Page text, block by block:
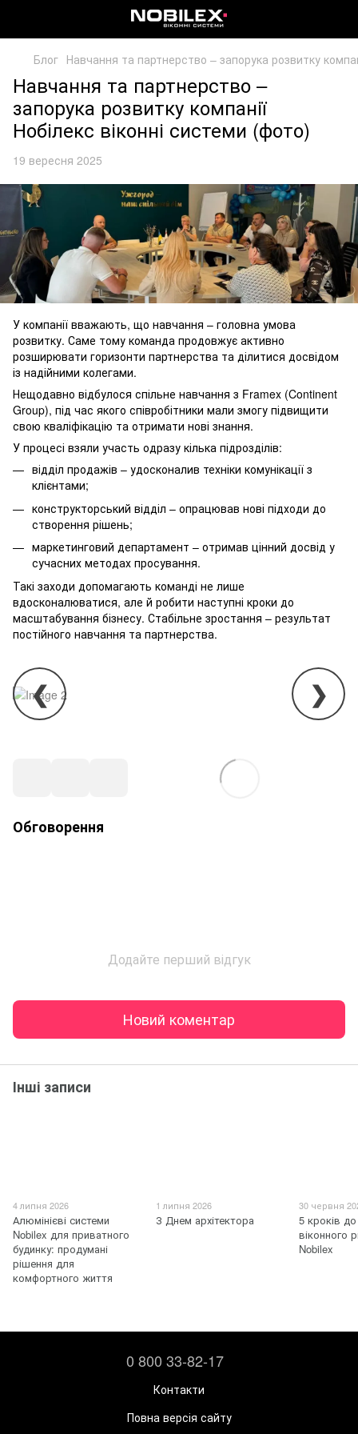
Блог Навчання та партнерство – запорука розвитку
Навчання та партнерство –
запорука розвитку компанії
Нобілекс віконні системи (фото)
19 вересня 2025
У компанії вважають, що навчання – головна умова
розвитку. Саме тому команда продовжує активно
розширювати горизонти партнерства та ділитися досвідом
із надійними колегами.
Нещодавно відбулося спільне навчання з Framex (Continent
Group), під час якого співробітники мали змогу підвищити
свою кваліфікацію та отримати нові знання.
У процесі взяли участь одразу кілька підрозділів:
відділ продажів – удосконалив техніки комунікації з
клієнтами;
конструкторський відділ – опрацював нові підходи до
створення рішень;
маркетинговий департамент – отримав цінний досвід у
сучасних методах просування.
Такі заходи допомагають команді не лише
вдосконалюватися, але й робити наступні кроки до
масштабування бізнесу. Стабільне зростання – результат
постійного навчання та партнерства.
❮ ❯
Обговорення
Додайте перший відгук
Новий коментар
Інші записи
4 липня 2026
Алюмінієві системи
Nobilex для приватного
будинку: продумані
рішення для
комфортного життя
1 липня 2026
З Днем архітектора
30 червня
5 кроків
віконного
Nobilex
0 800 33-82-17
Контакти
Повна версія сайту